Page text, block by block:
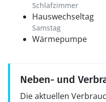
Schlafzimmer
Hauswechseltag
Samstag
Wärmepumpe
Neben- und
Die aktuellen